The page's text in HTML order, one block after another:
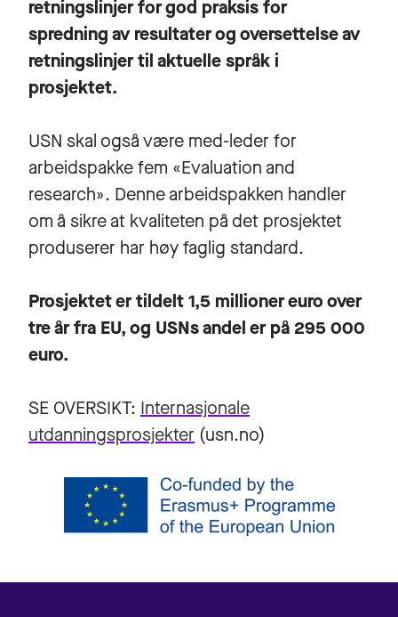
retningslinjer for god praksis for
spredning av resultater og oversettelse av
retningslinjer til aktuelle språk i
prosjektet.
USN skal også være med-leder for
arbeidspakke fem «Evaluation and
research». Denne arbeidspakken handler
om å sikre at kvaliteten på det prosjektet
produserer har høy faglig standard.
Prosjektet er tildelt 1,5 millioner euro over
tre år fra EU, og USNs andel er på 295 000
euro.
SE OVERSIKT: Internasjonale
utdanningsprosjekter (usn.no)